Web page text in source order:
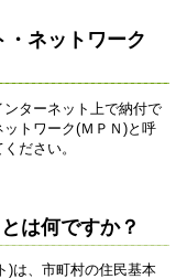
ネットワーク
ターネット上で納付で
トワーク(ＭＰＮ)と呼
ださい。
は何ですか？
)は、市町村の住民基本